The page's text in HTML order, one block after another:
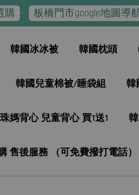
板橋門市google地圖導航 CYL
韓國冰冰被 韓國枕頭
韓國兒童棉被/睡袋組 韓
媽背心 兒童背心 買1送1
售後服務 （可免費撥打電話）